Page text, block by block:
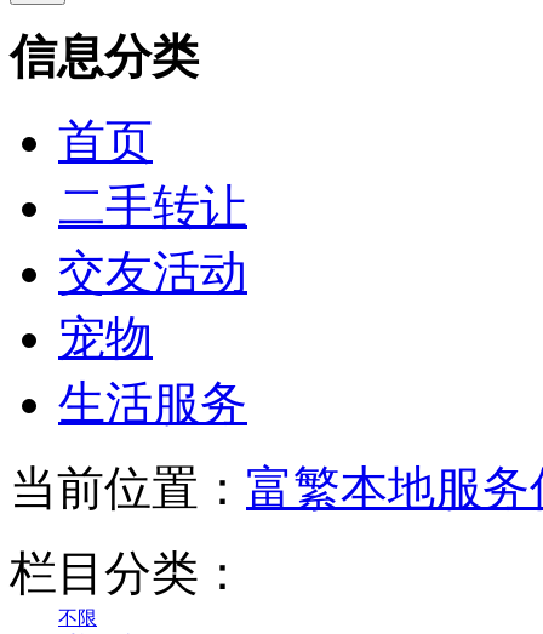
信息分类
首页
二手转让
交友活动
宠物
生活服务
当前位置： 富繁本地服务
栏目分类：
不限